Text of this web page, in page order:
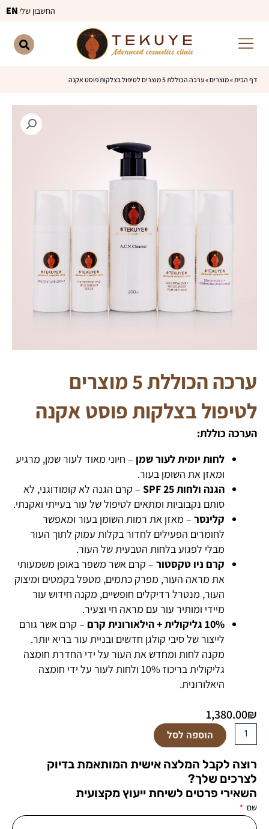
החשבון שלי EN
דף הבית»מוצרים»ערכה הכוללת 5 מוצרים לטיפול בצלקות פוסט אקנה
ערכה הכוללת 5 מוצרים
לטיפול בצלקות פוסט אקנה
הערכה כוללת:
לחות יומית לעור שמן – חיוני מאוד לעור שמן, מרגיע
ומאזן את השומן בעור.
הגנה ולחות 25 SPF
– קרם הגנה לא קומודוגני, לא
סותם נקבוביות ומתאים לטיפול של עור בעייתי ואקנתי.
קלינסר – מאזן את רמות השומן בעור ומאפשר
לחומרים הפעילים לחדור בקלות עמוק לתוך העור
מבלי לפגוע בלחות הטבעית של העור.
קרם ניו טקסטור – קרם אשר משפר באופן משמעותי
את מראה העור, מפרק כתמים, מטפל בקמטים ומיצוק
העור, מנטרל רדיקלים חופשיים, מקנה חידוש עור
מיידי ומותיר עור עם מראה חי וצעיר.
10% גליקולית + הילאורונית קרם
– קרם אשר גורם
לייצור של סיבי קולגן חדשים ובניית עור בריא יותר.
מקנה לחות ומחדש את העור על ידי החדרת חומצה
גליקולית בריכוז 10% ולחות לעור על ידי חומצה
היאלורונית.
1,380.00₪
כמות
של
ערכה
הכוללת
5
מוצרים
לטיפול
הוספה לסל
רוצה לקבל המלצה אישית המותאמת בדיוק
לצרכים שלך?
השאירי פרטים לשיחת ייעוץ מקצועית
שם